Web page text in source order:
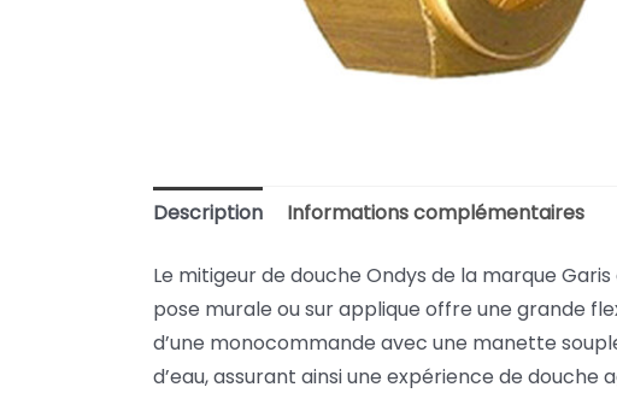
Description Informations complémentaires
Le mitigeur de douche Ondys de la marque
pose murale ou sur applique offre une grande
d’une monocommande avec une manette
d’eau, assurant ainsi une expérience de douche